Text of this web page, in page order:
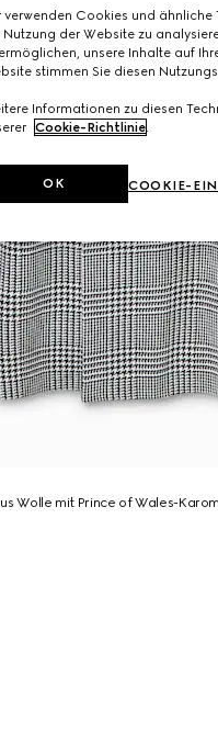
Wolle mit Prince of Wales-
verwenden Cookies und
Nutzung der Website zu
unsere Inhalte auf
stimmen Sie diesen
Informationen zu diesen
Cookie-Richtlinie.
COOKIE-
OK